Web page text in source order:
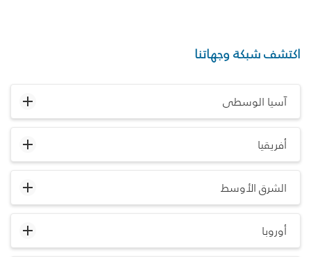
اكتشف شبكة وجهاتنا
آسيا الوسطى
أفريقيا
الشرق الأوسط
أوروبا